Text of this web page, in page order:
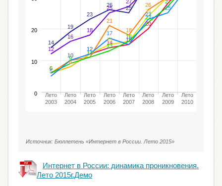
6
10
11
21
18
26
6
8
12
14
15
20
6
8
12
15
16
24
6
9
11
13
16
22
27
5
10
12
17
15
23
25
14
19
23
26
25
12
16
18
25
27
Лето
2003
Лето
2004
Лето
2005
Лето
2006
Лето
2007
Лето
2008
Лето
2009
Лето
2010
0
10
20
Источник: Бюллетень «Интернет в России. Лето 2015»
Интернет в России: динамика проникновения.
Лето 2015г.Демо